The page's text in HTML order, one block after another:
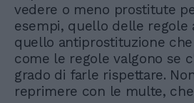
vedere o meno prostitute
esempi, quello delle regole
quello antiprostituzione
come le regole valgono se
grado di farle rispettare.
reprimere con le multe,